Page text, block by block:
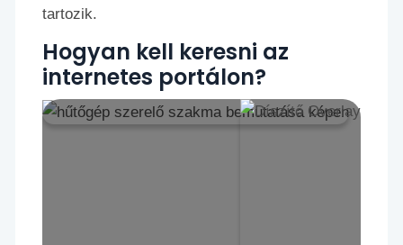
tartozik.
Hogyan kell keresni az
internetes portálon?